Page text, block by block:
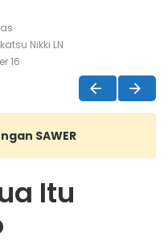
Nikki LN
16
SAWER
Itu